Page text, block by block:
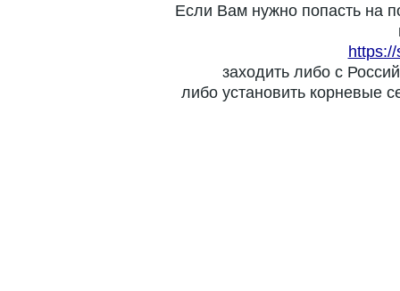
Если Вам нужно попасть на
заходить либо с
либо установить корневые